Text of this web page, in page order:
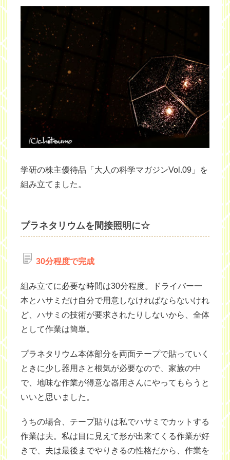
学研の株主優待品「大人の科学マガジンVol.09」を
組み立てました。
プラネタリウムを間接照明に☆
30分程度で完成
組み立てに必要な時間は30分程度。ドライバー一
本とハサミだけ自分で用意しなければならないけれ
ど、ハサミの技術が要求されたりしないから、全体
として作業は簡単。
プラネタリウム本体部分を両面テープで貼っていく
ときに少し器用さと根気が必要なので、家族の中
で、地味な作業が得意な器用さんにやってもらうと
いいと思いました。
うちの場合、テープ貼りは私でハサミでカットする
作業は夫。私は目に見えて形が出来てくる作業が好
きで、夫は最後までやりきるの性格だから、作業を